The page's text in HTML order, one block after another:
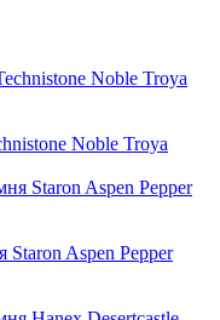
Noble Troya
Aspen Pepper